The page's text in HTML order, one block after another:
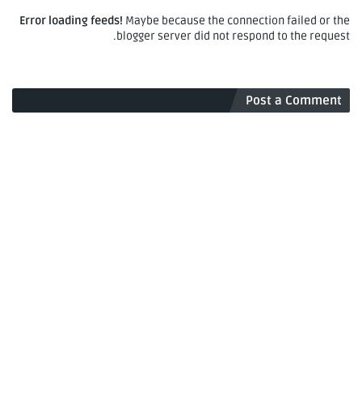
Error loading feeds! Maybe because the connection failed or the
blogger server did not respond to the request.
Post a Comment